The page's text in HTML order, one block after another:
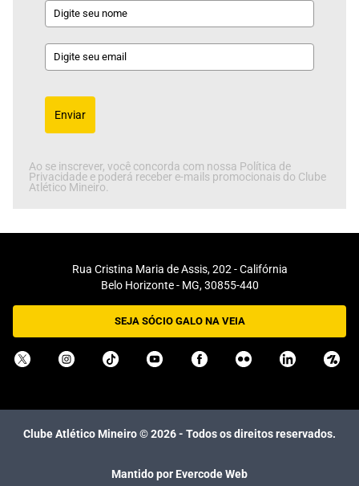
Enviar
Ao se inscrever, você concorda com nossa Política de
Privacidade e poderá receber e-mails promocionais do Clube
Atlético Mineiro.
Rua Cristina Maria de Assis, 202 - Califórnia
Belo Horizonte - MG, 30855-440
SEJA SÓCIO GALO NA VEIA
Clube Atlético Mineiro ©2026- Todos os direitos reservados.
Mantido por Evercode Web